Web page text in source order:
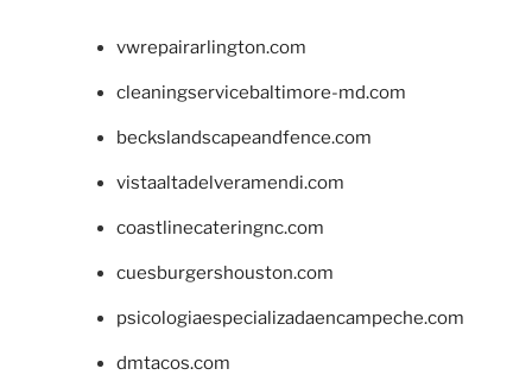
vwrepairarlington.com
cleaningservicebaltimore-md.com
beckslandscapeandfence.com
vistaaltadelveramendi.com
coastlinecateringnc.com
cuesburgershouston.com
psicologiaespecializadaencampeche.com
dmtacos.com